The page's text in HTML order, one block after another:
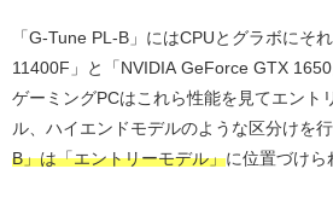
「G-Tune PL-B」にはCPUとグラボにそ
11400F」と「NVIDIA GeForce GTX 1650
ゲーミングPCはこれら性能を見てエント
ル、ハイエンドモデルのような区分けを行
B」は「エントリーモデル」に位置づけら